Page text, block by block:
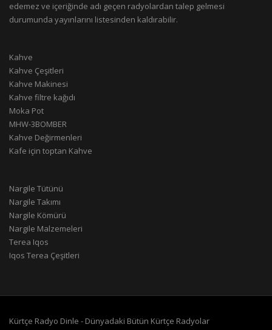
edemez ve içeriğinde adı geçen radyolardan talep gelmesi
durumunda yayınlarını listesinden kaldırabilir.
Kahve
Kahve Çeşitleri
Kahve Makinesi
Kahve filtre kağıdı
Moka Pot
MHW-3BOMBER
Kahve Değirmenleri
Kafe için toptan Kahve
Nargile Tütünü
Nargile Takımı
Nargile Kömürü
Nargile Malzemeleri
Terea Iqos
Iqos Terea Çeşitleri
Kürtçe Radyo Dinle - Dünyadaki Bütün Kürtçe Radyolar